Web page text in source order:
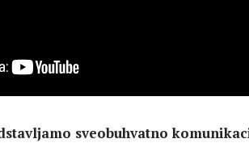
sveobuhvatno